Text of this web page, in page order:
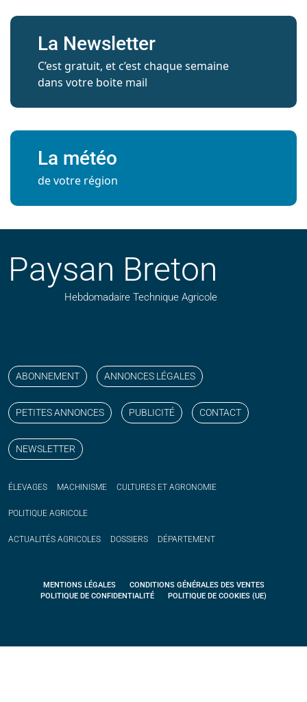
La Newsletter
C’est gratuit, et c’est chaque semaine
dans votre boite mail
La météo
de votre région
Paysan Breton
Hebdomadaire Technique Agricole
ABONNEMENT ANNONCES LÉGALES
PETITES ANNONCES PUBLICITÉ CONTACT
NEWSLETTER
ÉLEVAGES MACHINISME CULTURES ET AGRONOMIE
POLITIQUE AGRICOLE
ACTUALITÉS AGRICOLES DOSSIERS DÉPARTEMENT
MENTIONS LÉGALES
CONDITIONS GÉNÉRALES DES VENTES
POLITIQUE DE CONFIDENTIALITÉ
POLITIQUE DE COOKIES (UE)